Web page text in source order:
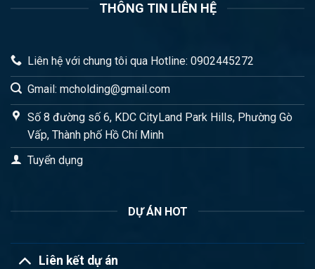
THÔNG TIN LIÊN HỆ
Liên hệ với chung tôi qua Hotline: 0902445272
Gmail: mcholding@gmail.com
Số 8 đường số 6, KDC CityLand Park Hills, Phường Gò
Vấp, Thành phố Hồ Chí Minh
Tuyển dụng
DỰ ÁN HOT
Liên kết dự án